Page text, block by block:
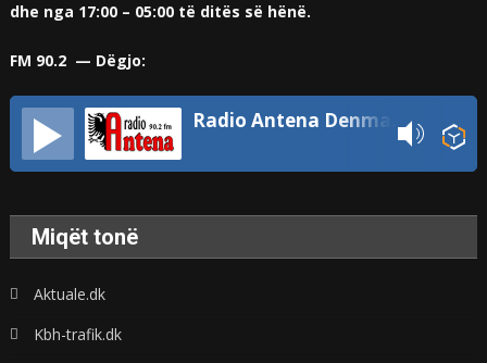
dhe nga 17:00 – 05:00 të ditës së hënë.
FM 90.2 — Dëgjo:
Radio Antena Denmark
Miqët tonë
Aktuale.dk
Kbh-trafik.dk